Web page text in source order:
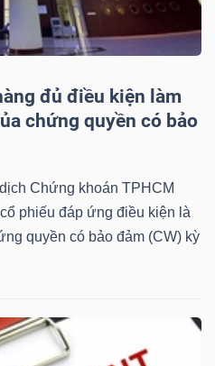
đủ điều kiện làm
chứng quyền có bảo
Chứng khoán TPHCM
phiếu đáp ứng điều kiện là
quyền có bảo đảm (CW) kỳ
số Chứng chỉ quỹ
Người liên quan